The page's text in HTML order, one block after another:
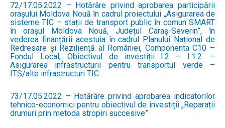
72/17.05.2022 – Hotărâre privind aprobarea participării
orașului Moldova Nouă în cadrul proiectului „Asigurarea de
sisteme TIC – stații de transport public în comun SMART
în orașul Moldova Nouă, Județul Caraș-Severin”, în
vederea finanțării acestuia în cadrul Planului Național de
Redresare și Reziliență al României, Componenta C10 –
Fondul Local, Obiectivul de investiții I.2 – I.1.2. –
Asigurarea infrastructurii pentru transportul verde –
ITS/alte infrastructuri TIC
73/17.05.2022 – Hotărâre privind aprobarea indicatorilor
tehnico-economici pentru obiectivul de investiții „Reparații
drumuri prin metoda stropiri succesive”